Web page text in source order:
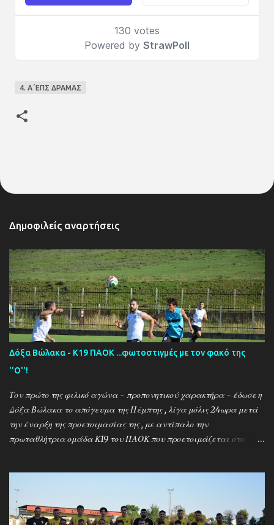
4. Α΄ΕΠΣ ΔΡΑΜΑΣ
Δημοφιλείς αναρτήσεις
Δόξα Βώλακα - Κ19 ΠΑΟΚ ...φωτοστιγμές με τον φακό της
''Ο''!
Τον πρώτο της φιλικό αγώνα - προπονητικού χαρακτήρα - έδωσε η
Δόξα Βώλακα το απόγευμα της Πέμπτης , λίγα μόλις 24ωρα μετά
την έναρξη της προετοιμασίας της , με αντίπαλο την
πρωταθλήτρια ομάδα Κ19 του ΠΑΟΚ που προετοιμάζεται στο
έχουν ως νέο προπονητή τον Μαροκινό πρώην σταρ του ΠΑΟΚ και
της Νάπολι Ομάρ Ελ Καντουρί! Η αποστολή της Κ19 του ΠΑΟΚ ,